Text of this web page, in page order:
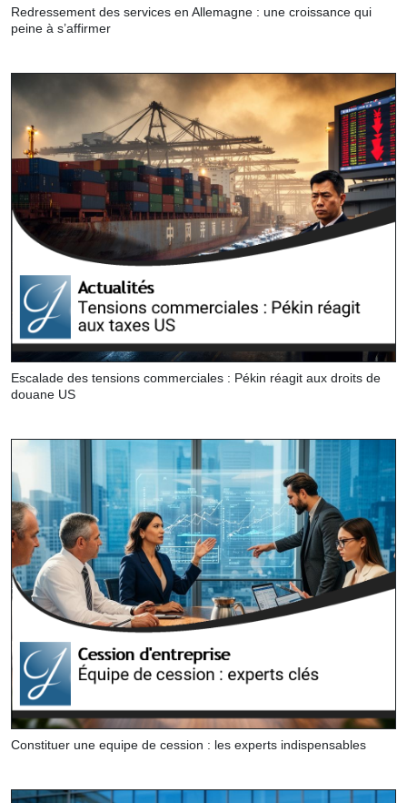
Redressement des services en Allemagne : une croissance qui
peine à s’affirmer
Escalade des tensions commerciales : Pékin réagit aux droits de
douane US
Constituer une equipe de cession : les experts indispensables